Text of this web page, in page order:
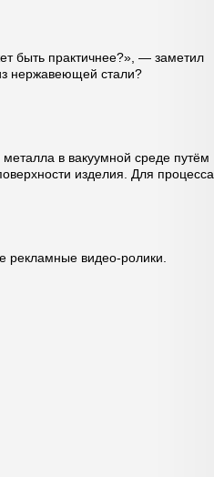
быть практичнее?», — заметил
нержавеющей стали?
в вакуумной среде путём
изделия. Для процесса
рекламные видео-ролики.